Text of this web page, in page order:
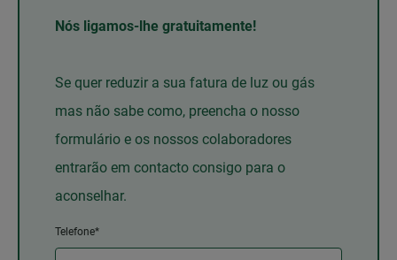
Nós ligamos-lhe gratuitamente!
Se quer reduzir a sua fatura de luz ou gás
mas não sabe como, preencha o nosso
formulário e os nossos colaboradores
entrarão em contacto consigo para o
aconselhar.
Telefone*